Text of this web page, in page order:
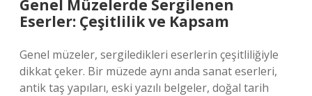
Genel Müzelerde Sergilenen
Eserler: Çeşitlilik ve Kapsam
Genel müzeler, sergiledikleri eserlerin çeşitliliğiyle
dikkat çeker. Bir müzede aynı anda sanat eserleri,
antik taş yapıları, eski yazılı belgeler, doğal tarih